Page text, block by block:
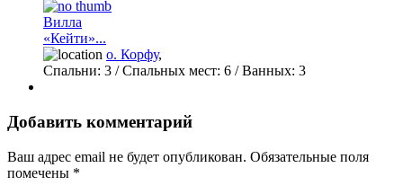
Вилла
«Кейти»...
о. Корфу,
Спальни: 3 / Спальных мест: 6 /Ванных: 3
Добавить комментарий
Ваш адрес email не будет опубликован. Обязательные поля
помечены *